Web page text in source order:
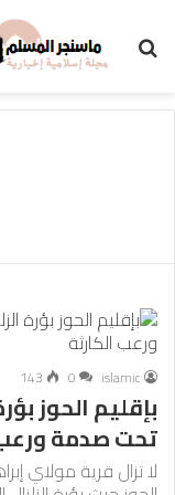
islamic
0
143
بإقليم الحوز
تحت صدمة ورعب
لا تزال قرية مولاي